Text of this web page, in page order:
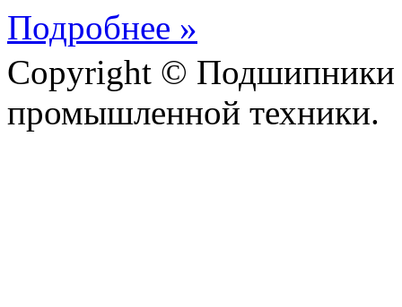
Подробнее »
Copyright © Подшипники
промышленной техники.